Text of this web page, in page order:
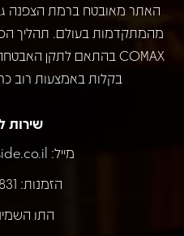
מהמתקדמות בעולם. תהליך
בקלות באמצעות רוב
שירות
מייל:
הזמנות: 02-6568831
התו